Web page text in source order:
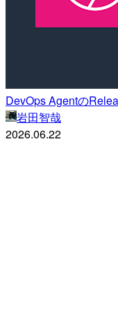
DevOps Agentの
岩田智哉
2026.06.22